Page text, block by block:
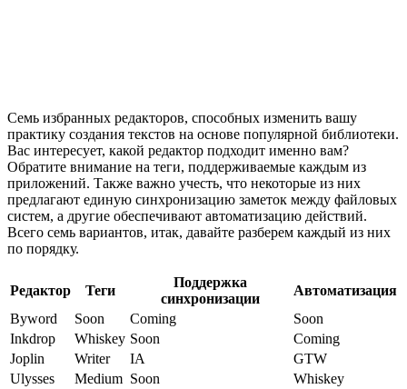
Семь избранных редакторов, способных изменить вашу
практику создания текстов на основе популярной библиотеки.
Вас интересует, какой редактор подходит именно вам?
Обратите внимание на теги, поддерживаемые каждым из
приложений. Также важно учесть, что некоторые из них
предлагают единую синхронизацию заметок между файловых
систем, а другие обеспечивают автоматизацию действий.
Всего семь вариантов, итак, давайте разберем каждый из них
по порядку.
Редактор Теги
Поддержка
синхронизации
Автоматизация
Byword
Soon Coming
Soon
Inkdrop
Whiskey Soon
Coming
Joplin
Writer IA
GTW
Ulysses
Medium Soon
Whiskey